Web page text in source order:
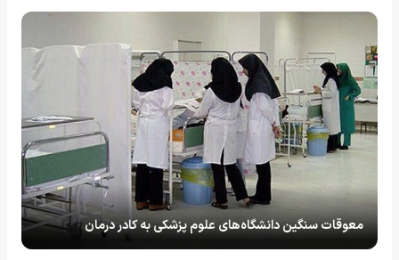
معوقات سنگین دانشگاه‌های علوم پزشکی به کادر درمان